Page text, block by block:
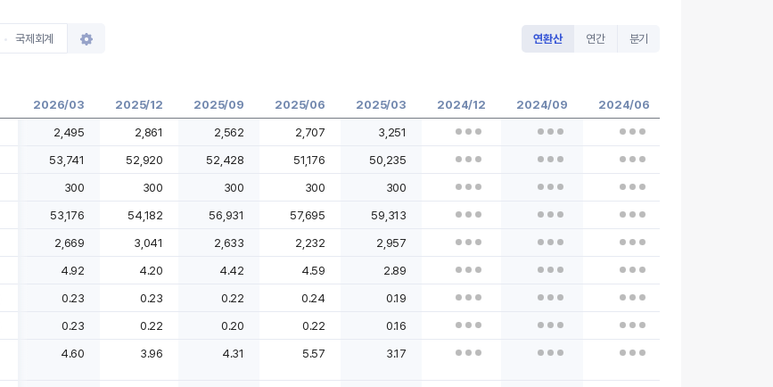
국제회계 연환산 연간 분기
2026/03 2025/12 2025/09 2025/06 2025/03 2024/12 2024/09 2024/06
2,495 2,861 2,562 2,707 3,251
53,741 52,920 52,428 51,176 50,235
300 300 300 300 300
53,176 54,182 56,931 57,695 59,313
2,669 3,041 2,633 2,232 2,957
4.92 4.20 4.42 4.59 2.89
0.23 0.23 0.22 0.24 0.19
0.23 0.22 0.20 0.22 0.16
4.60 3.96 4.31 5.57 3.17